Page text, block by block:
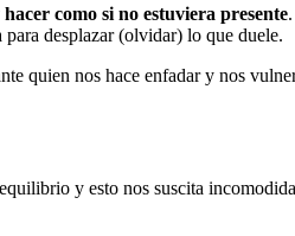
hacer como si no estuviera presente
desplazar (olvidar) lo que duele.
quien nos hace enfadar y nos
y esto nos suscita